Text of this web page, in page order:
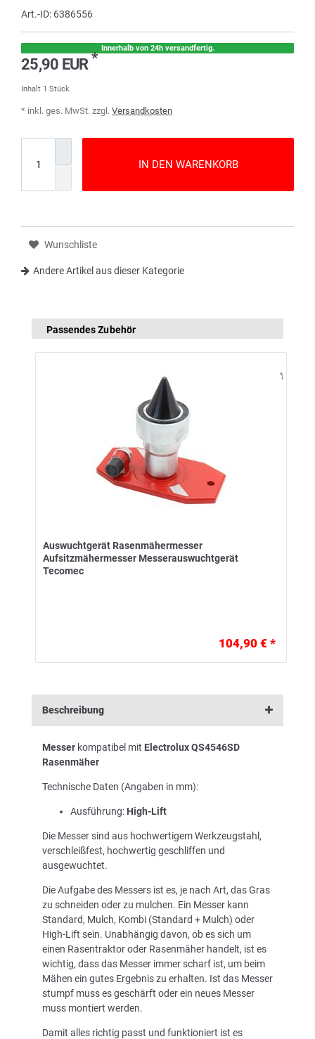
Art.-ID: 6386556
Innerhalb von 24h versandfertig.
25,90 EUR*
Inhalt 1 Stück
* inkl. ges. MwSt. zzgl. Versandkosten
IN DEN WARENKORB
Wunschliste
Andere Artikel aus dieser Kategorie
Passendes Zubehör
Auswuchtgerät Rasenmähermesser
Aufsitzmähermesser Messerauswuchtgerät
Tecomec
104,90 € *
Beschreibung
Messer kompatibel mit Electrolux QS4546SD
Rasenmäher
Technische Daten (Angaben in mm):
Ausführung: High-Lift
Die Messer sind aus hochwertigem Werkzeugstahl,
verschleißfest, hochwertig geschliffen und
ausgewuchtet.
Die Aufgabe des Messers ist es, je nach Art, das Gras
zu schneiden oder zu mulchen. Ein Messer kann
Standard, Mulch, Kombi (Standard + Mulch) oder
High-Lift sein. Unabhängig davon, ob es sich um
einen Rasentraktor oder Rasenmäher handelt, ist es
wichtig, dass das Messer immer scharf ist, um beim
Mähen ein gutes Ergebnis zu erhalten. Ist das Messer
stumpf muss es geschärft oder ein neues Messer
muss montiert werden.
Damit alles richtig passt und funktioniert ist es